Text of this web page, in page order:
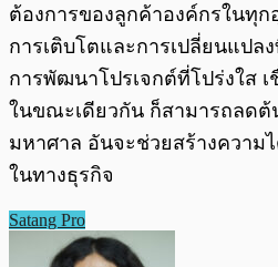
ต้องการของลูกค้าองค์กรในทุก
การเติบโตและการเปลี่ยนแปล
การพัฒนาโปรเจกต์ที่โปร่งใส
ในขณะเดียวกัน ก็สามารถลดต้
มหาศาล อันจะช่วยสร้างความ
ในทางธุรกิจ
Satang Pro